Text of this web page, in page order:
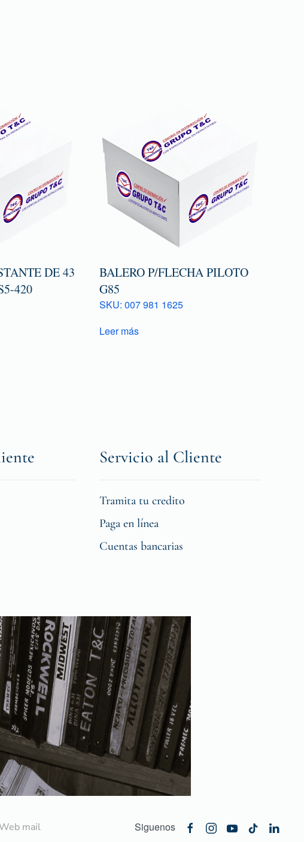
DE 43
420
BALERO P/FLECHA PILOTO
G85
SKU: 007 981 1625
Leer más
Servicio al Cliente
Tramita tu credito
Paga en línea
Cuentas bancarias
mail Siguenos